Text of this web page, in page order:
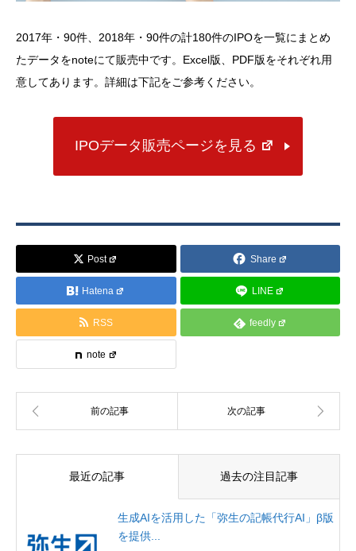
2017年・90件、2018年・90件の計180件のIPOを一覧にまとめ
たデータをnoteにて販売中です。Excel版、PDF版をそれぞれ用
意してあります。詳細は下記をご参考ください。
IPOデータ販売ページを見る
Post Share
Hatena LINE
RSS feedly
note
最近の記事 過去の注目記事
生成AIを活用した「弥生の記帳代行AI」β版
を提供...